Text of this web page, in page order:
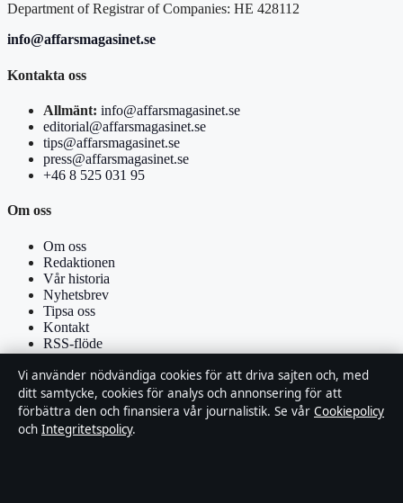
Department of Registrar of Companies: HE 428112
info@affarsmagasinet.se
Kontakta oss
Allmänt: info@affarsmagasinet.se
editorial@affarsmagasinet.se
tips@affarsmagasinet.se
press@affarsmagasinet.se
+46 8 525 031 95
Om oss
Om oss
Redaktionen
Vår historia
Nyhetsbrev
Tipsa oss
Kontakt
RSS-flöde
Förtroende & standarder
Källor & standarder
Redaktionell policy
Vi använder nödvändiga cookies för att driva sajten och, med
ditt samtycke, cookies för analys och annonsering för att
förbättra den och finansiera vår journalistik. Se vår Cookiepolicy
och Integritetspolicy.